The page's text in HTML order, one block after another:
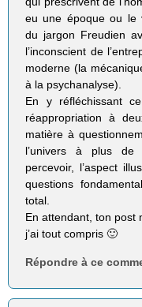
eu une époque ou le
du jargon Freudien
l’inconscient de
moderne (la
à la psychanalyse).
En y réfléchissant
réappropriation à
matière à
l’univers à plus de
percevoir, l’aspect
questions
total.
En attendant, ton post
j’ai tout compris 🙂
Répondre à ce